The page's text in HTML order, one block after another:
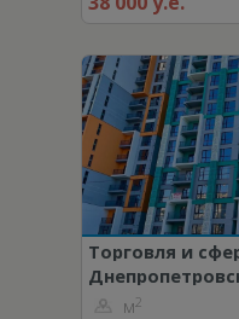
Торговля и
пер.
м2